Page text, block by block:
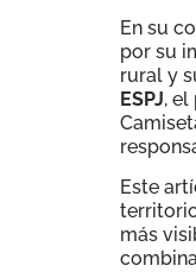
En su
por su
rural y
ESPJ,
Este
más